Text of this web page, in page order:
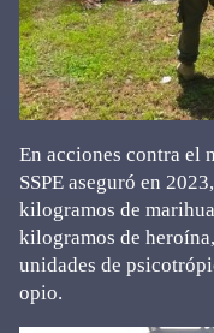
En acciones contra el
SSPE aseguró en
kilogramos de
kilogramos de
unidades de
opio.